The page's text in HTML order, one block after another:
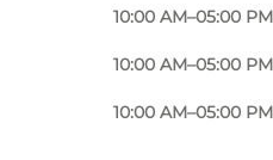
10:00 AM–05:00 PM
10:00 AM–05:00 PM
10:00 AM–05:00 PM
© Ty